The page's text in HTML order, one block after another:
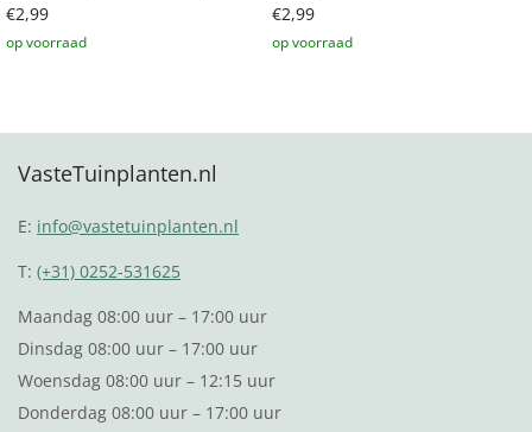
€2,99 €2,99
VasteTuinplanten.nl
E: info@vastetuinplanten.nl
T:(+31) 0252-531625
Maandag 08:00 uur – 17:00 uur
Dinsdag 08:00 uur – 17:00 uur
Woensdag 08:00 uur – 12:15 uur
Donderdag 08:00 uur – 17:00 uur